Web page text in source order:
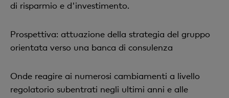
di risparmio e d'investimento.
Prospettiva: attuazione della strategia del gruppo
orientata verso una banca di consulenza
Onde reagire ai numerosi cambiamenti a livello
regolatorio subentrati negli ultimi anni e alle